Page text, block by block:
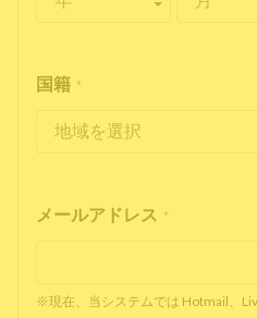
国籍 *
メールアドレス *
※現在、当システムでは Hotmail、